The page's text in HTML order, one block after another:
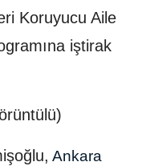
Koruyucu Aile
iştirak
Ankara